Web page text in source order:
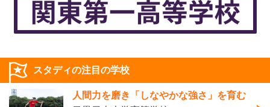
スタディの注目の学校
人間力を磨き「しなやかな強さ」を育む